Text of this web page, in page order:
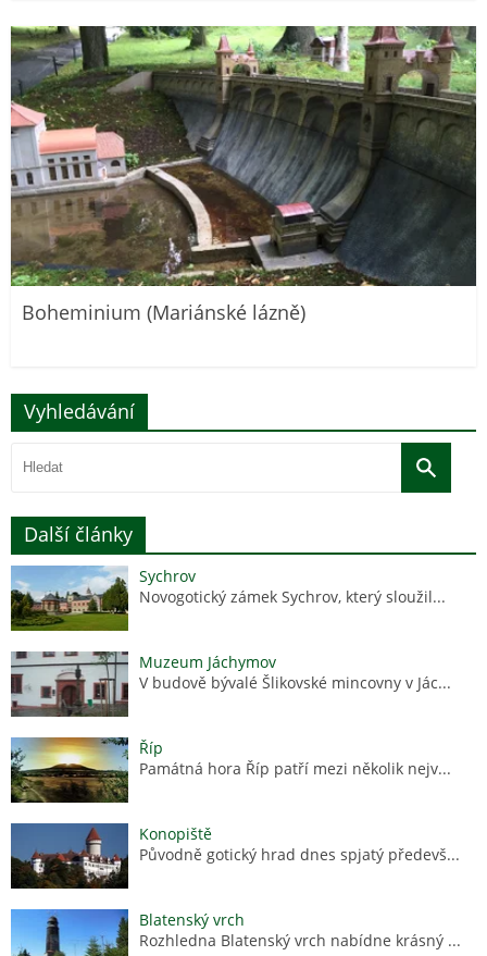
Boheminium (Mariánské lázně)
Vyhledávání
Další články
Sychrov
Novogotický zámek Sychrov, který sloužil...
Muzeum Jáchymov
V budově bývalé Šlikovské mincovny v Jác...
Říp
Památná hora Říp patří mezi několik nejv...
Konopiště
Původně gotický hrad dnes spjatý předevš...
Blatenský vrch
Rozhledna Blatenský vrch nabídne krásný ...